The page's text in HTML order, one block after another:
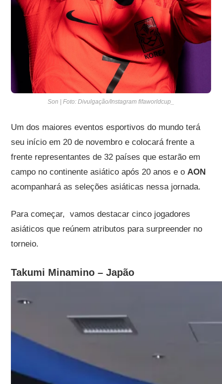
Son | Foto: Divulgação/Instagram fifaworldcup_
Um dos maiores eventos esportivos do mundo terá
seu início em 20 de novembro e colocará frente a
frente representantes de 32 países que estarão em
campo no continente asiático após 20 anos e oAON
acompanhará as seleções asiáticas nessa jornada.
Para começar, vamos destacar cinco jogadores
asiáticos que reúnem atributos para surpreender no
torneio.
Takumi Minamino – Japão